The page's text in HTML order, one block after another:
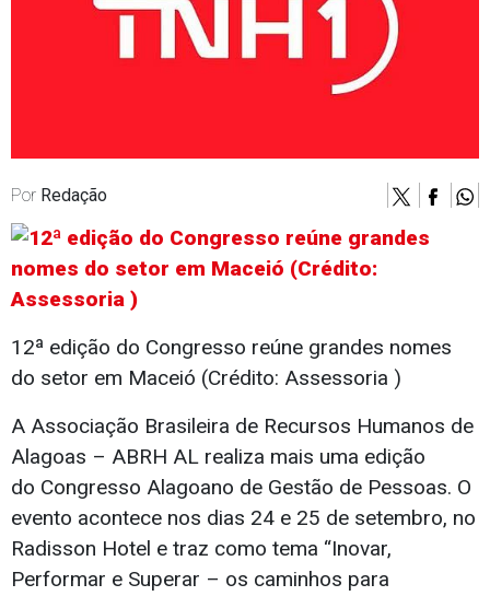
Por Redação
12ª edição do Congresso reúne grandes nomes
do setor em Maceió (Crédito: Assessoria )
A Associação Brasileira de Recursos Humanos de
Alagoas – ABRH AL realiza mais uma edição
do Congresso Alagoano de Gestão de Pessoas. O
evento acontece nos dias 24 e 25 de setembro, no
Radisson Hotel e traz como tema “Inovar,
Performar e Superar – os caminhos para